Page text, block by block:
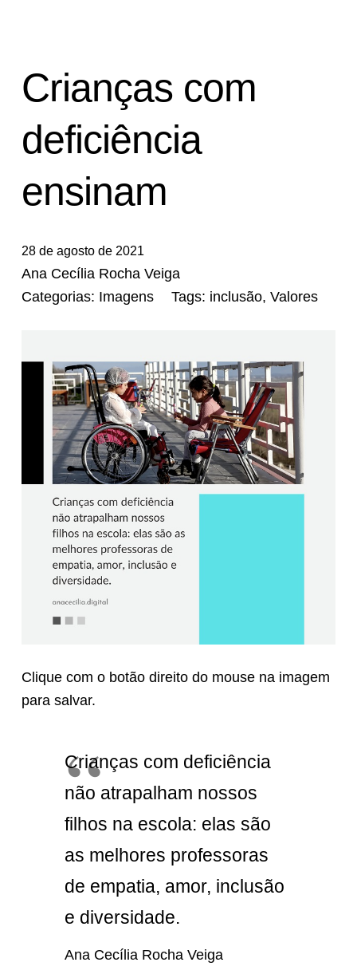
Crianças com
deficiência
ensinam
28 de agosto de 2021
Ana Cecília Rocha Veiga
Categorias: Imagens Tags: inclusão, Valores
Clique com o botão direito do mouse na imagem
para salvar.
Crianças com deficiência
não atrapalham nossos
filhos na escola: elas são
as melhores professoras
de empatia, amor, inclusão
e diversidade.
Ana Cecília Rocha Veiga